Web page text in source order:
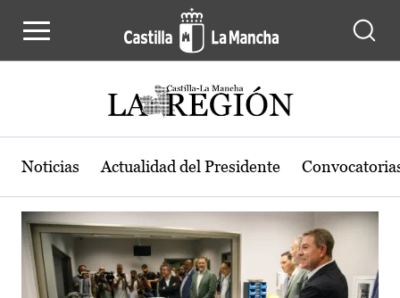
Actualidad de la región de Castilla-
Noticias Actualidad del Presidente